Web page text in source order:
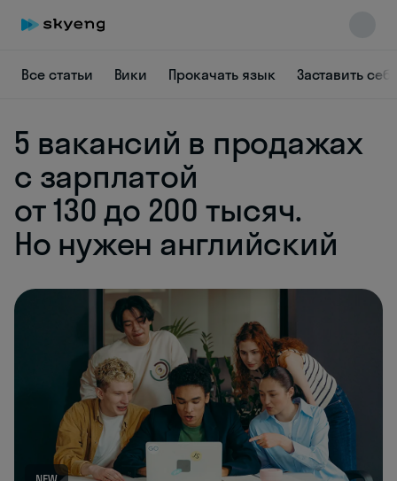
Все статьи Вики Прокачать язык Заставить
5 вакансий в продажах
с зарплатой
от 130 до 200 тысяч.
Но нужен английский
Skyeng Chat
online